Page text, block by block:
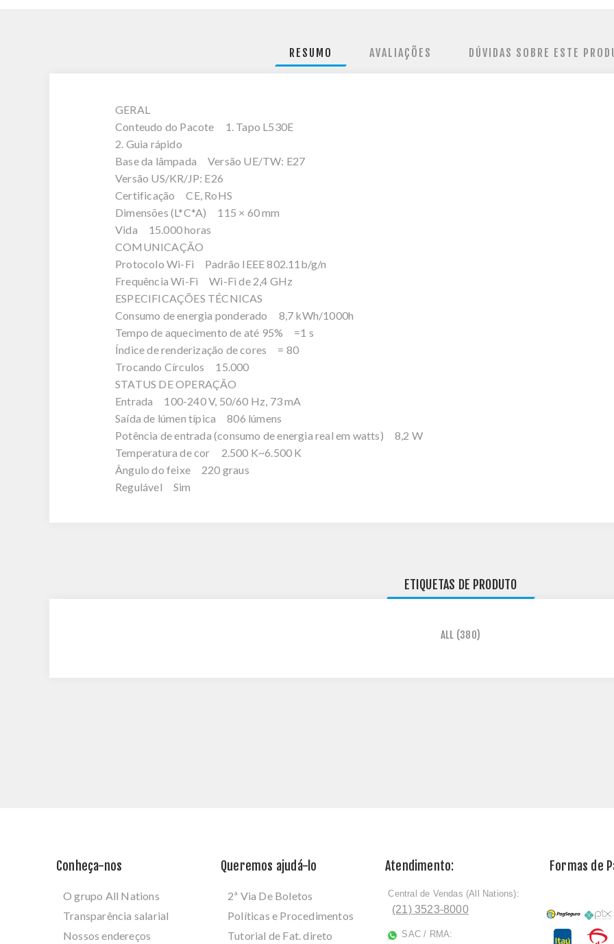
RESUMO AVALIAÇÕES DÚVIDAS SOBRE ESTE
GERAL
Conteudo do Pacote 1. Tapo L530E
2. Guia rápido
Base da lâmpada Versão UE/TW: E27
Versão US/KR/JP: E26
Certificação CE, RoHS
Dimensões (L*C*A) 115 × 60 mm
Vida 15.000 horas
COMUNICAÇÃO
Protocolo Wi-Fi Padrão IEEE 802.11b/g/n
Frequência Wi-Fi Wi-Fi de 2,4 GHz
ESPECIFICAÇÕES TÉCNICAS
Consumo de energia ponderado 8,7 kWh/1000h
Tempo de aquecimento de até 95% =1 s
Índice de renderização de cores = 80
Trocando Círculos 15.000
STATUS DE OPERAÇÃO
Entrada 100-240 V, 50/60 Hz, 73 mA
Saída de lúmen típica 806 lúmens
Potência de entrada (consumo de energia real em watts) 8,2 W
Temperatura de cor 2.500 K~6.500 K
Ângulo do feixe 220 graus
Regulável Sim
ETIQUETAS DE PRODUTO
ALL (380)
Conheça-nos
O grupo All Nations
Transparência salarial
Nossos endereços
Queremos ajudá-lo
2ª Via De Boletos
Políticas e Procedimentos
Tutorial de Fat. direto
Atendimento:
ﾠCentral de Vendas (All Nations):
(21) 3523-8000
SAC / RMA:
Formas de